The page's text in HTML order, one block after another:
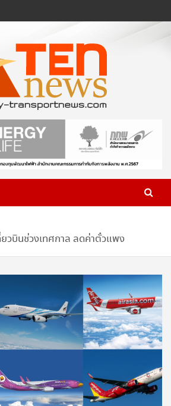
วบินช่วงเทศกาล ลดค่าตั๋วแพง